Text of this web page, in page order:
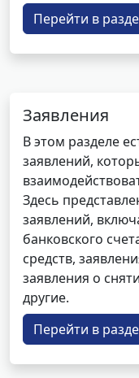
Перейти в
Заявления
В этом разделе
заявлений,
Здесь
заявлений,
банковского
средств,
заявления о
другие.
Перейти в